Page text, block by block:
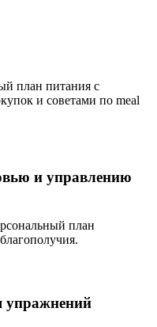
план питания с
и советами по meal
и управлению
план
упражнений